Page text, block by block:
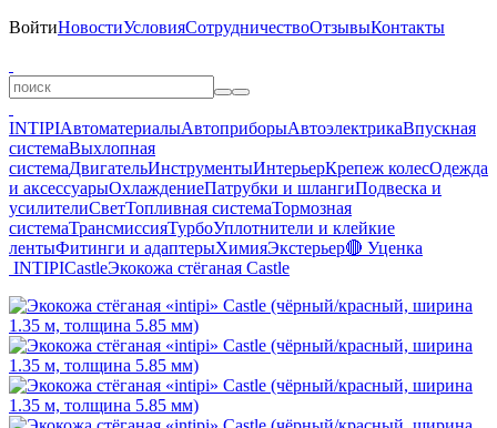
ВойтиНовостиУсловияСотрудничествоОтзывыКонтакты
INTIPIАвтоматериалыАвтоприборыАвтоэлектрикаВпускная
системаВыхлопная
системаДвигательИнструментыИнтерьерКрепеж колесОдежда
и аксессуарыОхлаждениеПатрубки и шлангиПодвеска и
усилителиСветТопливная системаТормозная
системаТрансмиссияТурбоУплотнители и клейкие
лентыФитинги и адаптерыХимияЭкстерьер🔴 Уценка
INTIPICastleЭкокожа стёганая Castle